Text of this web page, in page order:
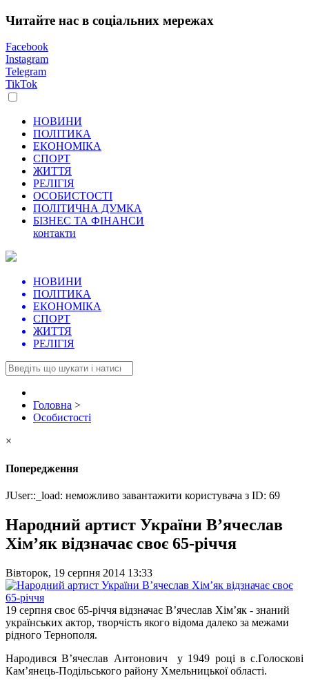
Читайте нас в соціальних мережах
Facebook
Instagram
Telegram
TikTok
НОВИНИ
ПОЛІТИКА
ЕКОНОМІКА
СПОРТ
ЖИТТЯ
РЕЛІГІЯ
ОСОБИСТОСТІ
ПОЛІТИЧНА ДУМКА
БІЗНЕС ТА ФІНАНСИ
контакти
НОВИНИ
ПОЛІТИКА
ЕКОНОМІКА
СПОРТ
ЖИТТЯ
РЕЛІГІЯ
Головна >
Особистості
×
Попередження
JUser::_load: неможливо завантажити користувача з ID: 69
Народний артист України В’ячеслав
Хім’як відзначає своє 65-річчя
Вівторок, 19 серпня 2014 13:33
19 серпня своє 65-річчя відзначає В’ячеслав Хім’як - знаний
українських актор, творчість якого відома далеко за межами
рідного Тернополя.
Народився В’ячеслав Антонович у 1949 році в с.Голоскові
Кам’янець-Подільського району Хмельницької області.